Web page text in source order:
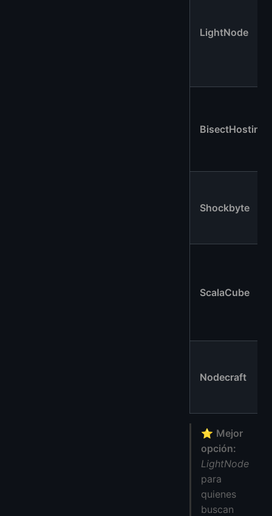
LightNode
BisectHosting
Shockbyte
ScalaCube
Nodecraft
⭐ Mejor
opción:
LightNode
para
quienes
buscan